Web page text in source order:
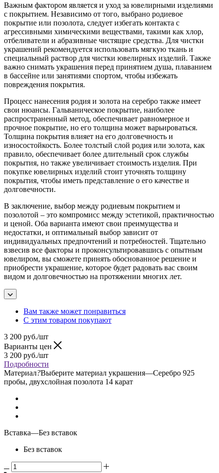
Важным фактором является и уход за ювелирными изделиями
с покрытием. Независимо от того, выбрано родиевое
покрытие или позолота, следует избегать контакта с
агрессивными химическими веществами, такими как хлор,
отбеливатели и абразивные чистящие средства. Для чистки
украшений рекомендуется использовать мягкую ткань и
специальный раствор для чистки ювелирных изделий. Также
важно снимать украшения перед принятием душа, плаванием
в бассейне или занятиями спортом, чтобы избежать
повреждения покрытия.
Процесс нанесения родия и золота на серебро также имеет
свои нюансы. Гальваническое покрытие, наиболее
распространенный метод, обеспечивает равномерное и
прочное покрытие, но его толщина может варьироваться.
Толщина покрытия влияет на его долговечность и
износостойкость. Более толстый слой родия или золота, как
правило, обеспечивает более длительный срок службы
покрытия, но также увеличивает стоимость изделия. При
покупке ювелирных изделий стоит уточнять толщину
покрытия, чтобы иметь представление о его качестве и
долговечности.
В заключение, выбор между родиевым покрытием и
позолотой – это компромисс между эстетикой, практичностью
и ценой. Оба варианта имеют свои преимущества и
недостатки, и оптимальный выбор зависит от
индивидуальных предпочтений и потребностей. Тщательно
взвесив все факторы и проконсультировавшись с опытным
ювелиром, вы сможете принять обоснованное решение и
приобрести украшение, которое будет радовать вас своим
видом и долговечностью на протяжении многих лет.
Вам также может понравиться
С этим товаром покупают
3 200 руб./шт
Варианты цен
3 200 руб./шт
Подробности
Материал?Выберите материал украшения—Серебро 925
пробы, двухслойная позолота 14 карат
Вставка—Без вставок
Без вставок